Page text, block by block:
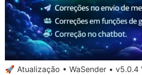
🚀 Atualização • WaSender • v5.0.4